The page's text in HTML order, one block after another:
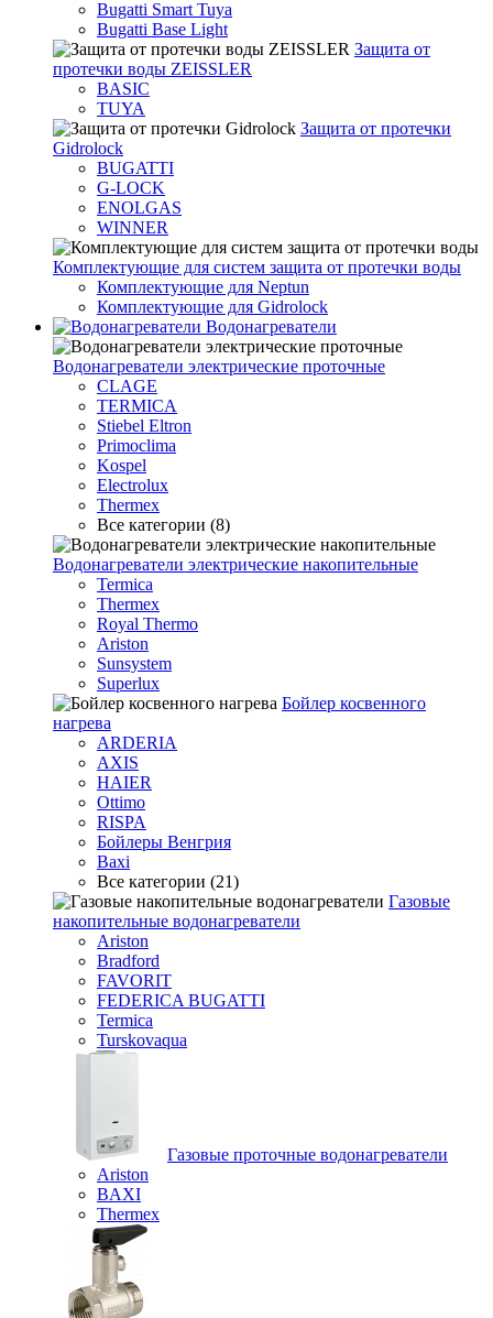
Bugatti Smart Tuya
Bugatti Base Light
Защита от
протечки воды ZEISSLER
BASIC
TUYA
Защита от протечки
Gidrolock
BUGATTI
G-LOCK
ENOLGAS
WINNER
Комплектующие для систем защита от протечки воды
Комплектующие для Neptun
Комплектующие для Gidrolock
Водонагреватели
Водонагреватeли электрические проточные
CLAGE
TERMICA
Stiebel Eltron
Primoclima
Kospel
Electrolux
Thermex
Все категории (8)
Водонагреватели электрические накопительные
Termica
Thermex
Royal Thermo
Ariston
Sunsystem
Superlux
Бойлер косвенного
нагрева
ARDERIA
AXIS
HAIER
Ottimo
RISPA
Бойлеры Венгрия
Baxi
Все категории (21)
Газовые
накопительные водонагреватели
Ariston
Bradford
FAVORIT
FEDERICA BUGATTI
Termica
Turskovaqua
Газовые проточные водонагреватели
Ariston
BAXI
Thermex